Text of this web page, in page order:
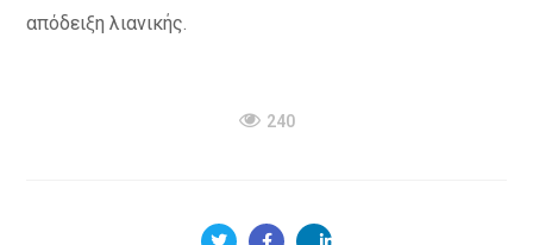
απόδειξη λιανικής.
240